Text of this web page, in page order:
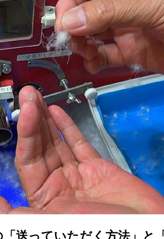
送っていただく方法」と